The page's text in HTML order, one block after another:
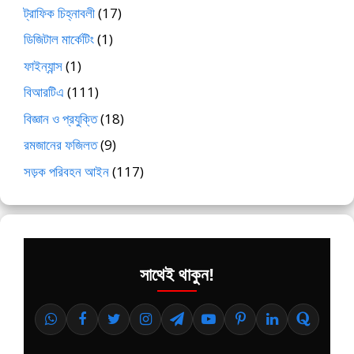
ট্রাফিক চিহ্নাবলী(17)
ডিজিটাল মার্কেটিং(1)
ফাইন্যান্স(1)
বিআরটিএ (111)
বিজ্ঞান ও প্রযুক্তি(18)
রমজানের ফজিলত(9)
সড়ক পরিবহন আইন(117)
সাথেই থাকুন!